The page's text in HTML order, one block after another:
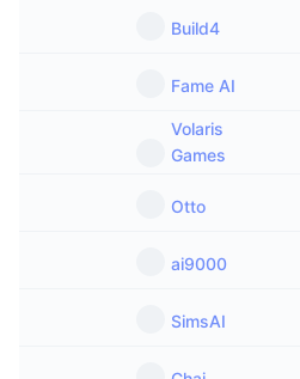
Build4
Fame AI
Volaris
Games
Otto
ai9000
SimsAI